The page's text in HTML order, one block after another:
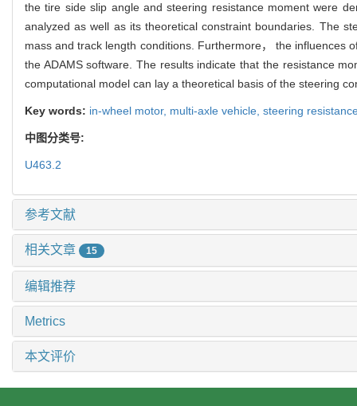
the tire side slip angle and steering resistance moment were
analyzed as well as its theoretical constraint boundaries. The
mass and track length conditions. Furthermore， the influences
the ADAMS software. The results indicate that the resistance
computational model can lay a theoretical basis of the steering
Key words: in-wheel motor, multi-axle vehicle, steering
中图分类号:
U463.2
参考文献
相关文章 15
编辑推荐
Metrics
本文评价